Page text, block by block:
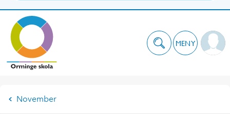
MENY
November